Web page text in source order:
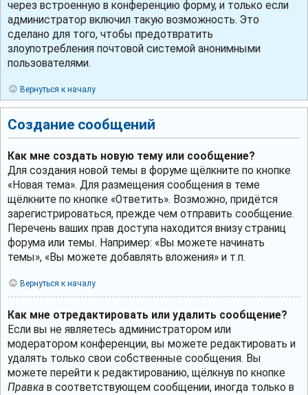
через встроенную в конференцию форму, и только если
администратор включил такую возможность. Это
сделано для того, чтобы предотвратить
злоупотребления почтовой системой анонимными
пользователями.
Вернуться к началу
Создание сообщений
Как мне создать новую тему или сообщение?
Для создания новой темы в форуме щёлкните по кнопке
«Новая тема». Для размещения сообщения в теме
щёлкните по кнопке «Ответить». Возможно, придётся
зарегистрироваться, прежде чем отправить сообщение.
Перечень ваших прав доступа находится внизу страниц
форума или темы. Например: «Вы можете начинать
темы», «Вы можете добавлять вложения» и т.п.
Вернуться к началу
Как мне отредактировать или удалить сообщение?
Если вы не являетесь администратором или
модератором конференции, вы можете редактировать и
удалять только свои собственные сообщения. Вы
можете перейти к редактированию, щёлкнув по кнопке
Правка в соответствующем сообщении, иногда только в